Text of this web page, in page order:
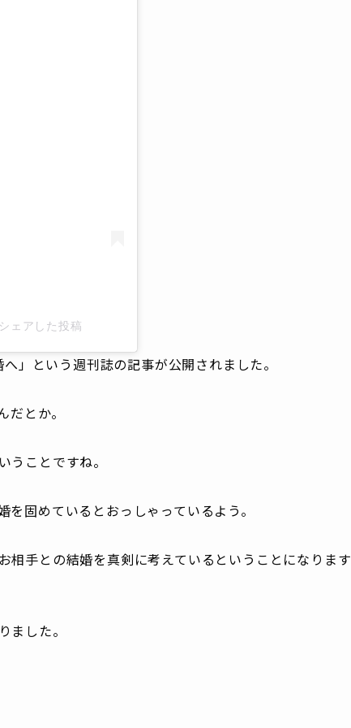
ェアした投稿
」という週刊誌の記事が公開されました。
とか。
ことですね。
固めているとおっしゃっているよう。
相手との結婚を真剣に考えているということになります
ました。